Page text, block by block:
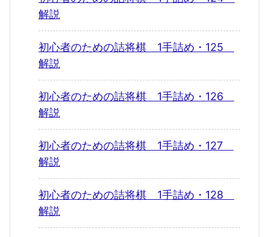
解説
初心者のための詰将棋 1手詰め・125
解説
初心者のための詰将棋 1手詰め・126
解説
初心者のための詰将棋 1手詰め・127
解説
初心者のための詰将棋 1手詰め・128
解説